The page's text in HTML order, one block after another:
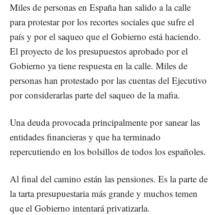
Miles de personas en España han salido a la calle
para protestar por los recortes sociales que sufre el
país y por el saqueo que el Gobierno está haciendo.
El proyecto de los presupuestos aprobado por el
Gobierno ya tiene respuesta en la calle. Miles de
personas han protestado por las cuentas del Ejecutivo
por considerarlas parte del saqueo de la mafia.
Una deuda provocada principalmente por sanear las
entidades financieras y que ha terminado
repercutiendo en los bolsillos de todos los españoles.
Al final del camino están las pensiones. Es la parte de
la tarta presupuestaria más grande y muchos temen
que el Gobierno intentará privatizarla.